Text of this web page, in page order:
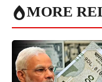
MORE